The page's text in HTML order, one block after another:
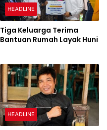
HEADLINE
Tiga Keluarga Terima
Bantuan Rumah Layak Huni
HEADLINE